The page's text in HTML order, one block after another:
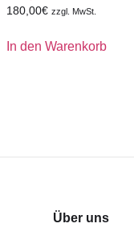
180,00€ zzgl. MwSt.
In den Warenkorb
Über uns